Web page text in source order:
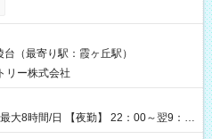
採用時と異なる部分があります。 雇
す。 給与：時給 1,550円以上
（最寄り駅：霞ヶ丘駅）
リー株式会社
大8時間/日 【夜勤】 22：00～翌9：